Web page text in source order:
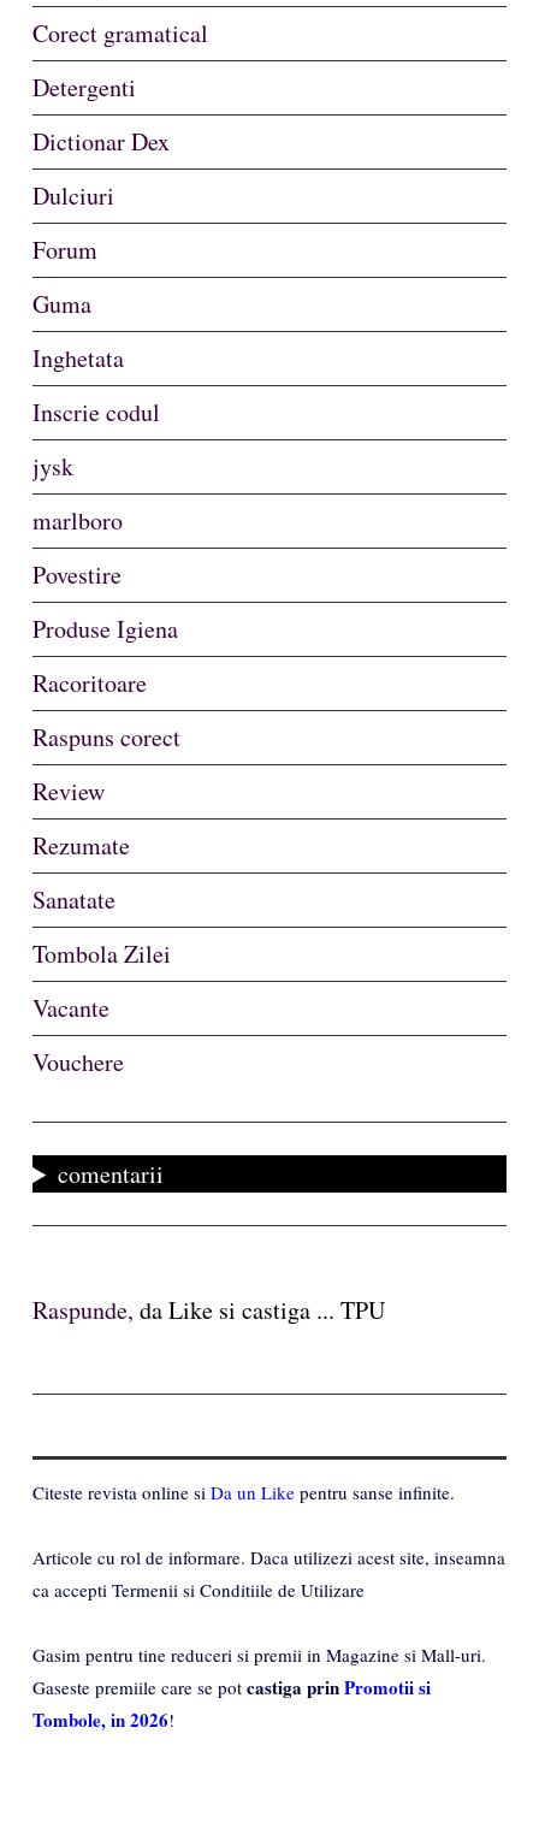
Corect gramatical
Detergenti
Dictionar Dex
Dulciuri
Forum
Guma
Inghetata
Inscrie codul
jysk
marlboro
Povestire
Produse Igiena
Racoritoare
Raspuns corect
Review
Rezumate
Sanatate
Tombola Zilei
Vacante
Vouchere
comentarii
Raspunde, da Like si castiga ... TPU
Citeste revista online si Da un Like pentru sanse infinite.
Articole cu rol de informare. Daca utilizezi acest site, inseamna
ca accepti Termenii si Conditiile de Utilizare
Gasim pentru tine reduceri si premii in Magazine si Mall-uri.
Gaseste premiile care se pot castiga prinPromotii si
Tombole, in 2026!